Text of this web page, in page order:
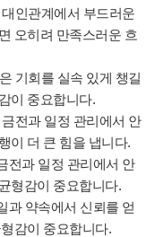
인관계에서 부드러운
오히려 만족스러운 흐
기회를 실속 있게 챙길
이 중요합니다.
전과 일정 관리에서 안
이 더 큰 힘을 냅니다.
전과 일정 관리에서 안
형감이 중요합니다.
과 약속에서 신뢰를 얻
감이 중요합니다.